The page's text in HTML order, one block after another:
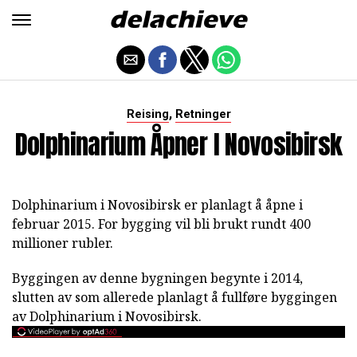
Reising, Retninger
Dolphinarium Åpner I Novosibirsk
Dolphinarium i Novosibirsk er planlagt å åpne i
februar 2015. For bygging vil bli brukt rundt 400
millioner rubler.
Byggingen av denne bygningen begynte i 2014,
slutten av som allerede planlagt å fullføre byggingen
av Dolphinarium i Novosibirsk.